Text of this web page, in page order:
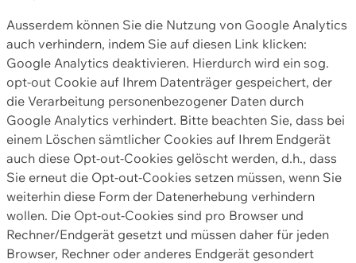
Ausserdem können Sie die Nutzung von Google Analytics
auch verhindern, indem Sie auf diesen Link klicken:
Google Analytics deaktivieren. Hierdurch wird ein sog.
opt-out Cookie auf Ihrem Datenträger gespeichert, der
die Verarbeitung personenbezogener Daten durch
Google Analytics verhindert. Bitte beachten Sie, dass bei
einem Löschen sämtlicher Cookies auf Ihrem Endgerät
auch diese Opt-out-Cookies gelöscht werden, d.h., dass
Sie erneut die Opt-out-Cookies setzen müssen, wenn Sie
weiterhin diese Form der Datenerhebung verhindern
wollen. Die Opt-out-Cookies sind pro Browser und
Rechner/Endgerät gesetzt und müssen daher für jeden
Browser, Rechner oder anderes Endgerät gesondert